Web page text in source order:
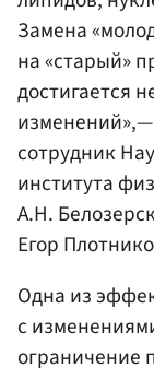
Замена
на «старый»
достигается
сотрудник
института
А.Н.
Егор
Одна из
с
ограничение